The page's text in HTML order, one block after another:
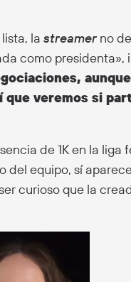
la streamer no
como
que veremos si
de 1K en la liga
del equipo, sí
curioso que la